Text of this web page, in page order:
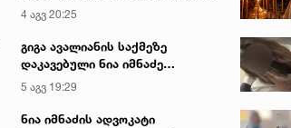
და სურვილი სრულდება...“ -
სასწაულმოქმედი ტაძარი შიდა
ქართლში
4 აგვ 20:25
გიგა ავალიანის საქმეზე
დაკავებული ნია იმნაძე
კლინიკაში გადაჰყავთ
5 აგვ 19:29
ნია იმნაძის ადვოკატი